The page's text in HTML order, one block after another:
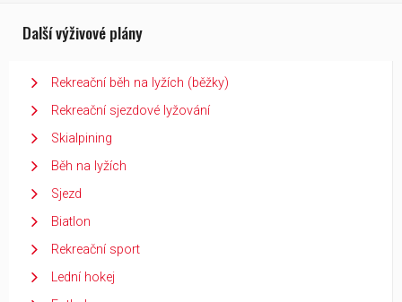
Další výživové plány
Rekreační běh na lyžích (běžky)
Rekreační sjezdové lyžování
Skialpining
Běh na lyžích
Sjezd
Biatlon
Rekreační sport
Lední hokej